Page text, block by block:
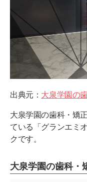
出典元： 大泉学園の
大泉学園の歯科・矯
ている「グランエミ
クです。
大泉学園の歯科・